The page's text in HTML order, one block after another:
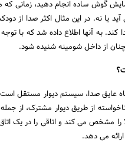
گوش ساده انجام دهید، زمانی
آید یا نه. در این مثال اکثر صدا از
به آنها اطلاع داده شد که با
از داخل شومینه شنیده شود.
عایق صدا، سیستم دیوار مستقل است.
از طریق دیوار مشترک، از
مشخص می کند و اتاقی را در یک
می دهد.